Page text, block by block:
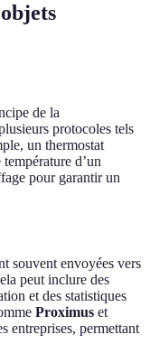
de la
protocoles tels
un thermostat
d’un
pour garantir un
souvent envoyées vers
peut inclure des
et des statistiques
Proximus et
entreprises, permettant